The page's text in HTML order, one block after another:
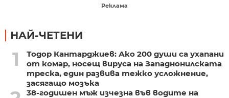
Реклама
НАЙ-ЧЕТЕНИ
1
Тодор Кантарджиев: Ако 200 души са ухапани
от комар, носещ вируса на Западнонилската
треска, един развива тежко усложнение,
засягащо мозъка
38-годишен мъж изчезна във водите на